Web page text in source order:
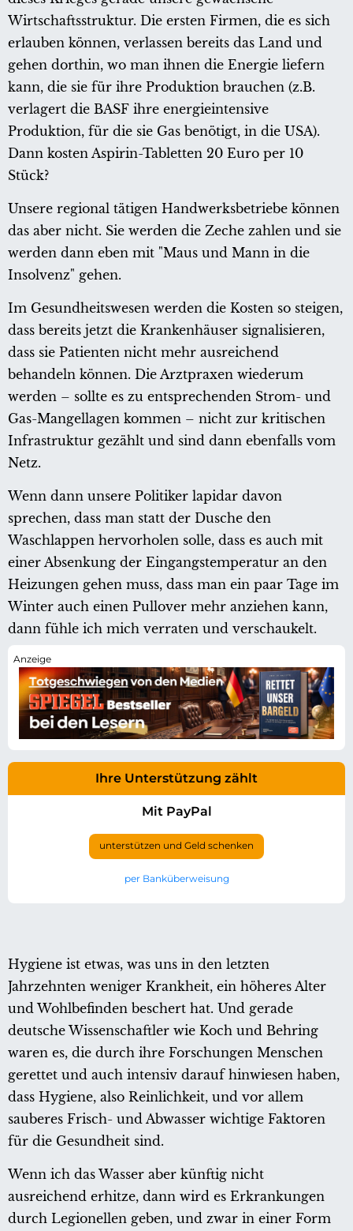
Wirtschaftsstruktur. Die ersten Firmen, die es sich
erlauben können, verlassen bereits das Land und
gehen dorthin, wo man ihnen die Energie liefern
kann, die sie für ihre Produktion brauchen (z.B.
verlagert die BASF ihre energieintensive
Produktion, für die sie Gas benötigt, in die USA).
Dann kosten Aspirin-Tabletten 20 Euro per 10
Stück?
Unsere regional tätigen Handwerksbetriebe können
das aber nicht. Sie werden die Zeche zahlen und sie
werden dann eben mit "Maus und Mann in die
Insolvenz" gehen.
Im Gesundheitswesen werden die Kosten so steigen,
dass bereits jetzt die Krankenhäuser signalisieren,
dass sie Patienten nicht mehr ausreichend
behandeln können. Die Arztpraxen wiederum
werden – sollte es zu entsprechenden Strom- und
Gas-Mangellagen kommen – nicht zur kritischen
Infrastruktur gezählt und sind dann ebenfalls vom
Netz.
Wenn dann unsere Politiker lapidar davon
sprechen, dass man statt der Dusche den
Waschlappen hervorholen solle, dass es auch mit
einer Absenkung der Eingangstemperatur an den
Heizungen gehen muss, dass man ein paar Tage im
Winter auch einen Pullover mehr anziehen kann,
dann fühle ich mich verraten und verschaukelt.
Ihre Unterstützung zählt
Mit PayPal
unterstützen und Geld schenken
per Banküberweisung
Hygiene ist etwas, was uns in den letzten
Jahrzehnten weniger Krankheit, ein höheres Alter
und Wohlbefinden beschert hat. Und gerade
deutsche Wissenschaftler wie Koch und Behring
waren es, die durch ihre Forschungen Menschen
gerettet und auch intensiv darauf hinwiesen haben,
dass Hygiene, also Reinlichkeit, und vor allem
sauberes Frisch- und Abwasser wichtige Faktoren
für die Gesundheit sind.
Wenn ich das Wasser aber künftig nicht
ausreichend erhitze, dann wird es Erkrankungen
durch Legionellen geben, und zwar in einer Form